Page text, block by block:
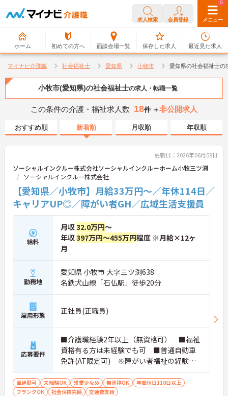
求人検索 会員登録 メニュー
ホーム 初めての方へ 面談会場一覧
0
保存した求人
0
最近見た求人
マイナビ介護職 社会福祉士 愛知県 小牧市 愛知県の社会福祉士の
小牧市(愛知県)の社会福祉士の求人・転職一覧
この条件の介護・福祉求人数 18件 ＋非公開求人
おすすめ順 新着順 月収順 年収順
更新日：2026年06月09日
ソーシャルインクルー株式会社ソーシャルインクルーホーム小牧三ツ渕
ソーシャルインクルー株式会社
【愛知県／小牧市】月給33万円～／年休114日／
キャリアUP◎／障がい者GH／広域生活支援員
給料
月収32.0万円～
年収397万円～455万円程度 ※月給×12ヶ
月
勤務地
愛知県 小牧市 大字三ツ渕638
名鉄犬山線「石仏駅」徒歩20分
雇用形態 正社員(正職員)
応募要件
■介護職経験2年以上（無資格可） ■福祉
資格有る方は未経験でも可 ■普通自動車
免許(AT限定可) ※障がい者福祉の経験は
不問です。※実務経験2年以上の方、障がい
者福祉に関する経験をお持ちの方大歓迎
車通勤可 未経験OK 残業少なめ 無資格OK
年間休日110日以上
ブランクOK
社会保険完備 交通費支給